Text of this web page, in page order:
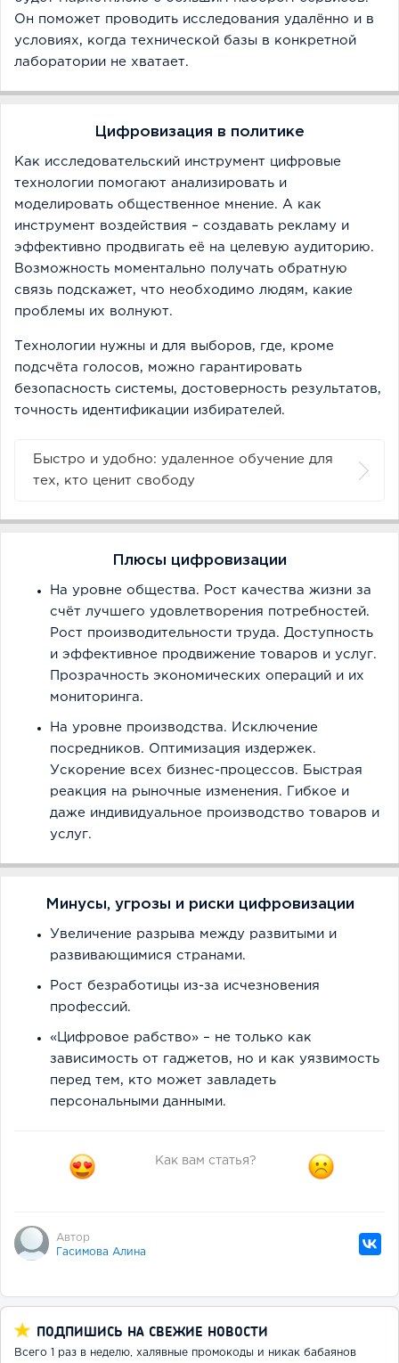
Он поможет проводить исследования удалённо и в
условиях, когда технической базы в конкретной
лаборатории не хватает.
Цифровизация в политике
Как исследовательский инструмент цифровые
технологии помогают анализировать и
моделировать общественное мнение. А как
инструмент воздействия – создавать рекламу и
эффективно продвигать её на целевую аудиторию.
Возможность моментально получать обратную
связь подскажет, что необходимо людям, какие
проблемы их волнуют.
Технологии нужны и для выборов, где, кроме
подсчёта голосов, можно гарантировать
безопасность системы, достоверность результатов,
точность идентификации избирателей.
Быстро и удобно: удаленное обучение для
тех, кто ценит свободу
Плюсы цифровизации
На уровне общества. Рост качества жизни за
счёт лучшего удовлетворения потребностей.
Рост производительности труда. Доступность
и эффективное продвижение товаров и услуг.
Прозрачность экономических операций и их
мониторинга.
На уровне производства. Исключение
посредников. Оптимизация издержек.
Ускорение всех бизнес-процессов. Быстрая
реакция на рыночные изменения. Гибкое и
даже индивидуальное производство товаров и
услуг.
Минусы, угрозы и риски цифровизации
Увеличение разрыва между развитыми и
развивающимися странами.
Рост безработицы из-за исчезновения
профессий.
«Цифровое рабство» – не только как
зависимость от гаджетов, но и как уязвимость
перед тем, кто может завладеть
персональными данными.
Как вам статья?
Автор
Гасимова Алина
ПОДПИШИСЬ НА СВЕЖИЕ НОВОСТИ
Всего 1 раз в неделю, халявные промокоды и никак бабаянов